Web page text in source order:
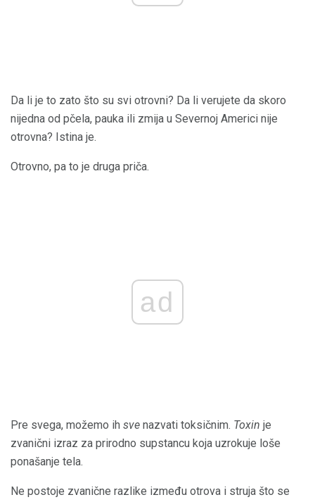
Da li je to zato što su svi otrovni? Da li verujete da skoro
nijedna od pčela, pauka ili zmija u Severnoj Americi nije
otrovna? Istina je.
Otrovno, pa to je druga priča.
ad
Pre svega, možemo ih sve nazvati toksičnim. Toxin je
zvanični izraz za prirodno supstancu koja uzrokuje loše
ponašanje tela.
Ne postoje zvanične razlike između otrova i struja što se